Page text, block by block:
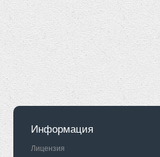
Информация
Лицензия